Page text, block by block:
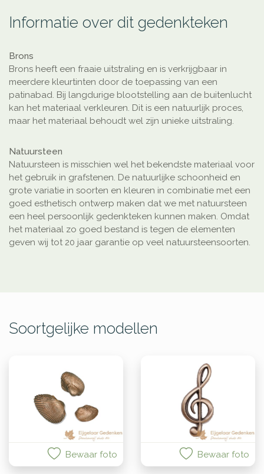
Informatie over dit gedenkteken
Brons
Brons heeft een fraaie uitstraling en is verkrijgbaar in
meerdere kleurtinten door de toepassing van een
patinabad. Bij langdurige blootstelling aan de buitenlucht
kan het materiaal verkleuren. Dit is een natuurlijk proces,
maar het materiaal behoudt wel zijn unieke uitstraling.
Natuursteen
Natuursteen is misschien wel het bekendste materiaal voor
het gebruik in grafstenen. De natuurlijke schoonheid en
grote variatie in soorten en kleuren in combinatie met een
goed esthetisch ontwerp maken dat we met natuursteen
een heel persoonlijk gedenkteken kunnen maken. Omdat
het materiaal zo goed bestand is tegen de elementen
geven wij tot 20 jaar garantie op veel natuursteensoorten.
Soortgelijke modellen
Bewaar foto Bewaar foto